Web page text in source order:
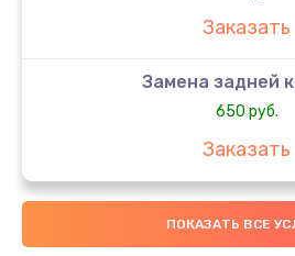
Заказать
Замена задней
650 руб.
Заказать
Замена
4000 руб.
ПОКАЗАТЬ ВСЕ